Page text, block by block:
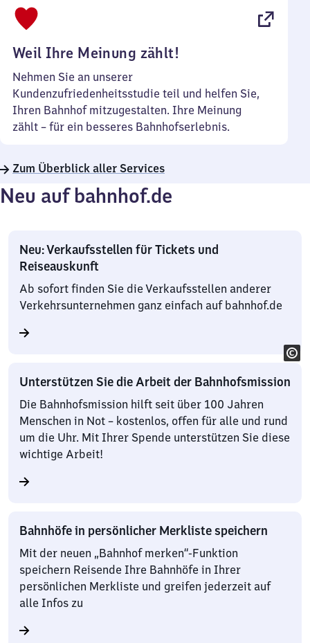
Weil Ihre Meinung zählt!
Nehmen Sie an unserer
Kundenzufriedenheitsstudie teil und helfen Sie,
Ihren Bahnhof mitzugestalten. Ihre Meinung
zählt – für ein besseres Bahnhofserlebnis.
Zum Überblick aller Services
Neu auf bahnhof.de
Neu: Verkaufsstellen für Tickets und
Reiseauskunft
Ab sofort finden Sie die Verkaufsstellen anderer
Verkehrsunternehmen ganz einfach auf bahnhof.de
Unterstützen Sie die Arbeit der Bahnhofsmission
Die Bahnhofsmission hilft seit über 100 Jahren
Menschen in Not – kostenlos, offen für alle und rund
um die Uhr. Mit Ihrer Spende unterstützen Sie diese
wichtige Arbeit!
Bahnhöfe in persönlicher Merkliste speichern
Mit der neuen „Bahnhof merken“-Funktion
speichern Reisende Ihre Bahnhöfe in Ihrer
persönlichen Merkliste und greifen jederzeit auf
alle Infos zu